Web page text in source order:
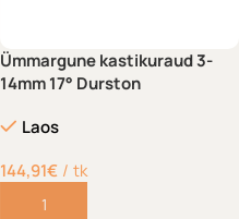
Ümmargune kastikuraud 3-
14mm 17° Durston
Laos
144,91€ tk
Lisa korvi